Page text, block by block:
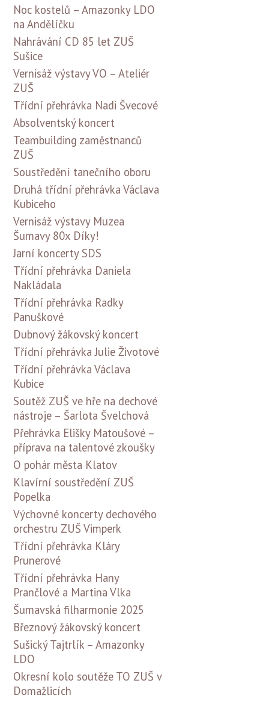
Noc kostelů – Amazonky LDO
na Andělíčku
Nahrávání CD 85 let ZUŠ
Sušice
Vernisáž výstavy VO – Ateliér
ZUŠ
Třídní přehrávka Nadi Švecové
Absolventský koncert
Teambuilding zaměstnanců
ZUŠ
Soustředění tanečního oboru
Druhá třídní přehrávka Václava
Kubiceho
Vernisáž výstavy Muzea
Šumavy 80x Díky!
Jarní koncerty SDS
Třídní přehrávka Daniela
Nakládala
Třídní přehrávka Radky
Panuškové
Dubnový žákovský koncert
Třídní přehrávka Julie Životové
Třídní přehrávka Václava
Kubice
Soutěž ZUŠ ve hře na dechové
nástroje – Šarlota Švelchová
Přehrávka Elišky Matoušové –
příprava na talentové zkoušky
O pohár města Klatov
Klavírní soustředění ZUŠ
Popelka
Výchovné koncerty dechového
orchestru ZUŠ Vimperk
Třídní přehrávka Kláry
Prunerové
Třídní přehrávka Hany
Prančlové a Martina Vlka
Šumavská filharmonie 2025
Březnový žákovský koncert
Sušický Tajtrlík – Amazonky
LDO
Okresní kolo soutěže TO ZUŠ v
Domažlicích